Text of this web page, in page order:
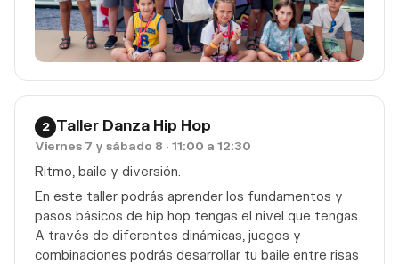
2 Taller Danza Hip Hop
Viernes 7 y sábado 8 · 11:00 a 12:30
Ritmo, baile y diversión.
En este taller podrás aprender los fundamentos y
pasos básicos de hip hop tengas el nivel que tengas.
A través de diferentes dinámicas, juegos y
combinaciones podrás desarrollar tu baile entre risas